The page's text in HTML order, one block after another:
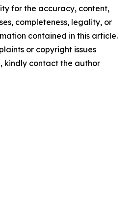
for the accuracy, content,
completeness, legality, or
contained in this article.
or copyright issues
kindly contact the author